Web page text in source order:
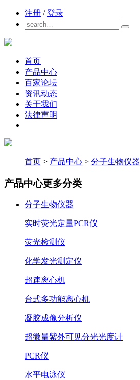
注册 / 登录
首页
产品中心
百家论坛
资讯动态
关于我们
法律声明
首页 > 产品中心 > 分子生物仪器
产品中心更多分类
分子生物仪器
实时荧光定量PCR仪
荧光检测仪
化学发光测定仪
超速离心机
台式多功能离心机
凝胶成像分析仪
超微量紫外可见分光光度计
PCR仪
水平电泳仪